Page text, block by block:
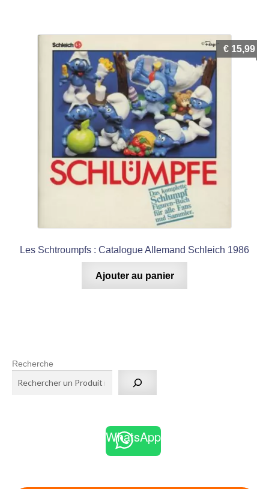
Les Schtroumpfs : Catalogue Allemand Schleich 1986
€ 15,99
Ajouter au panier
Recherche
WhatsApp